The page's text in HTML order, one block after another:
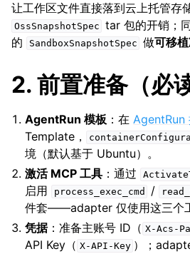
让工作区文件直接落到云上托管存
OssSnapshotSpec tar 包的开销；
的
SandboxSnapshotSpec 做可移
2. 前置准备（必读
AgentRun 模板 ：在AgentRun
Template，
境（默认基于 Ubuntu）。
激活 MCP 工具 ：通过
启用
process_exec_cmd /
件套——adapter 仅使用这三个
凭据：准备主账号 ID（ X-Acs-
API Key（ X-API-Key ）；